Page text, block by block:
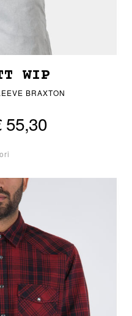
WIP
BRAXTON
55,30